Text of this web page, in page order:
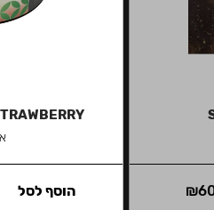
₪ הוסף לסל